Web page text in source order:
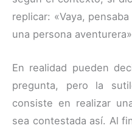
replicar: «Vaya,
una persona
En realidad pueden
pregunta, pero la
consiste en realizar
sea contestada así. Al